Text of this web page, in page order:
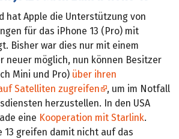
hat Apple die Unterstützung von
für das iPhone 13 (Pro) mit
Bisher war dies nur mit einem
neuer möglich, nun können Besitzer
Mini und Pro) über ihren
Satelliten zugreifen
, um im Notfall
herzustellen. In den USA
eine Kooperation mit Starlink.
13 greifen damit nicht auf das